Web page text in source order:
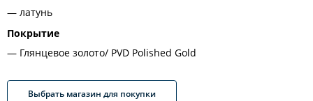
латунь
Покрытие
Глянцевое золото/ PVD Polished Gold
Выбрать магазин для покупки